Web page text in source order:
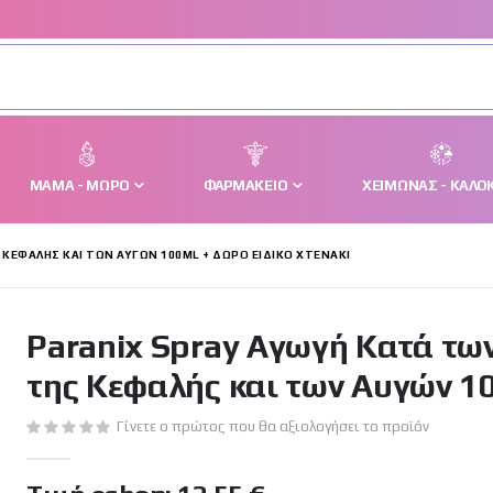
ΜΑΜΆ - ΜΩΡΌ ΦΑΡΜΑΚΕΊΟ ΧΕΙΜΏΝΑΣ -
ΚΑΙ ΤΩΝ ΑΥΓΏΝ 100ML + ΔΏΡΟ ΕΙΔΙΚΌ ΧΤΕΝΆΚΙ
Paranix Spray Αγωγή Κατά
της Κεφαλής και των Αυγών
Γίνετε ο πρώτος που θα αξιολογήσει το προϊόν